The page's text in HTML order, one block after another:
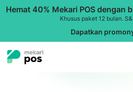
Hemat 40% Mekari POS dengan
Khusus paket 12 bulan.
Dapatkan